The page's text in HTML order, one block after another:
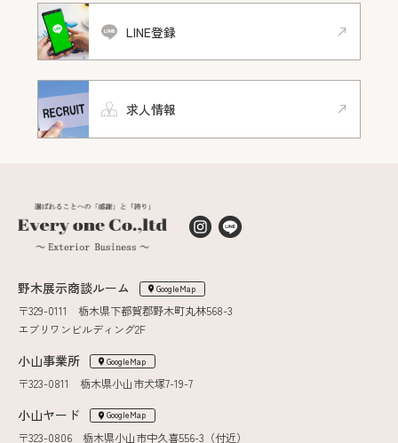
LINE登録
求人情報
野木展示商談ルーム GoogleMap
〒329-0111 栃木県下都賀郡野木町丸林568-3
エブリワンビルディング2F
小山事業所 GoogleMap
〒323-0811 栃木県小山市犬塚7-19-7
小山ヤード GoogleMap
〒323-0806 栃木県小山市中久喜556-3（付近）